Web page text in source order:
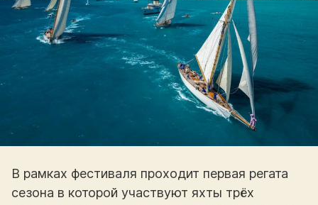
В рамках фестиваля проходит первая регата
сезона в которой участвуют яхты трёх